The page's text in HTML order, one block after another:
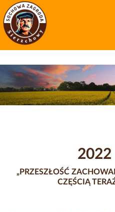
2022
„PRZESZŁOŚĆ
CZĘŚCIĄ